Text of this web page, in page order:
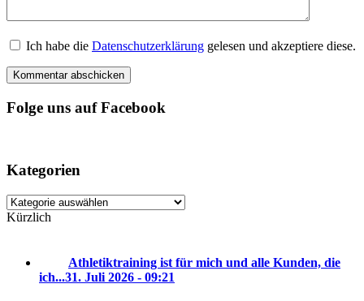
Ich habe die Datenschutzerklärung gelesen und akzeptiere diese.
Folge uns auf Facebook
Kategorien
Kategorien
Kürzlich
Athletiktraining ist für mich und alle Kunden, die
ich...31. Juli 2026 - 09:21